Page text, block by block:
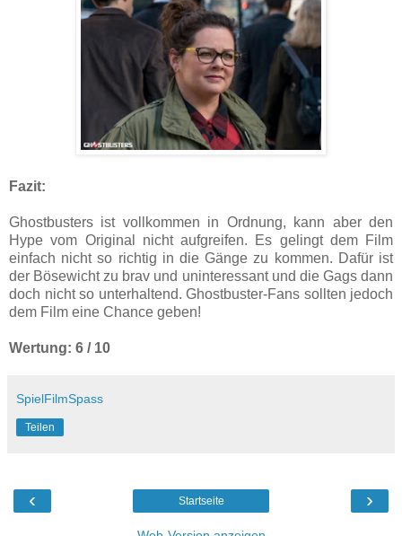
Fazit:
Ghostbusters ist vollkommen in Ordnung, kann aber den
Hype vom Original nicht aufgreifen. Es gelingt dem Film
einfach nicht so richtig in die Gänge zu kommen. Dafür ist
der Bösewicht zu brav und uninteressant und die Gags dann
doch nicht so unterhaltend. Ghostbuster-Fans sollten jedoch
dem Film eine Chance geben!
Wertung: 6 / 10
SpielFilmSpass
Teilen
‹ ›
Startseite